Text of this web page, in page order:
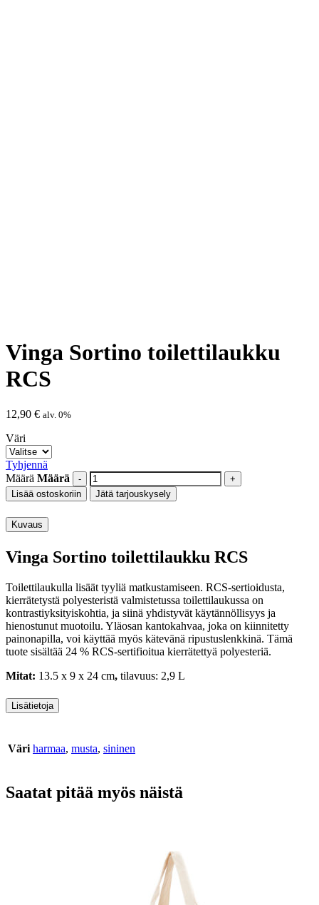
Vinga Sortino toilettilaukku
RCS
12,90 € alv. 0%
Väri
Tyhjennä
Määrä Määrä
Lisää ostoskoriin Jätä tarjouskysely
Kuvaus
Vinga Sortino toilettilaukku RCS
Toilettilaukulla lisäät tyyliä matkustamiseen. RCS-sertioidusta,
kierrätetystä polyesteristä valmistetussa toilettilaukussa on
kontrastiyksityiskohtia, ja siinä yhdistyvät käytännöllisyys ja
hienostunut muotoilu. Yläosan kantokahvaa, joka on kiinnitetty
painonapilla, voi käyttää myös kätevänä ripustuslenkkinä. Tämä
tuote sisältää 24 % RCS-sertifioitua kierrätettyä polyesteriä.
Mitat: 13.5 x 9 x 24 cm, tilavuus: 2,9 L
Lisätietoja
Väri harmaa, musta, sininen
Saatat pitää myös näistä